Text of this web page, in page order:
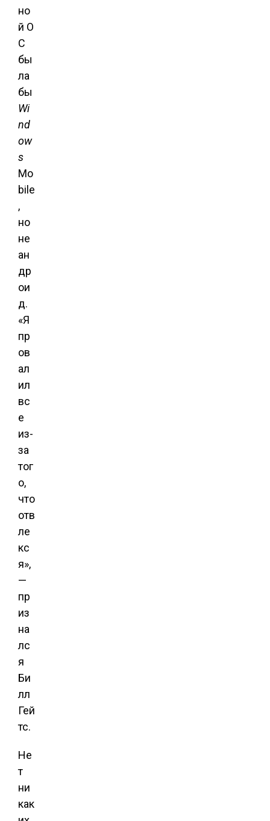
но
й О
С
бы
ла
бы
Wi
nd
ow
s
Mo
bile
,
но
не
ан
др
ои
д.
«Я
пр
ов
ал
ил
вс
е
из-
за
тог
о,
что
отв
ле
кс
я»,
—
пр
из
на
лс
я
Би
лл
Гей
тс.
Не
т
ни
как